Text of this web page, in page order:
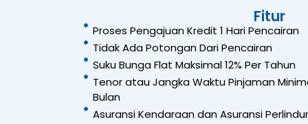
Fitur
Proses Pengajuan Kredit 1 Hari Pencairan
Tidak Ada Potongan Dari Pencairan
Suku Bunga Flat Maksimal 12% Per Tahun
Tenor atau Jangka Waktu Pinjaman
Bulan
Asuransi Kendaraan dan Asuransi